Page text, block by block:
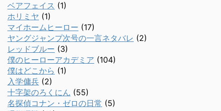
ベアフェイス (1)
ホリミヤ (1)
マイホームヒーロー (17)
ヤングジャンプ次号の一言ネタバレ (2)
レッドブルー (3)
僕のヒーローアカデミア (104)
僕はどこから (1)
入学傭兵 (2)
十字架のろくにん (55)
名探偵コナン・ゼロの日常 (5)